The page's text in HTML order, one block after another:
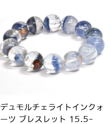
デュモルチェライトインクォ
ーツ ブレスレット 15.5-